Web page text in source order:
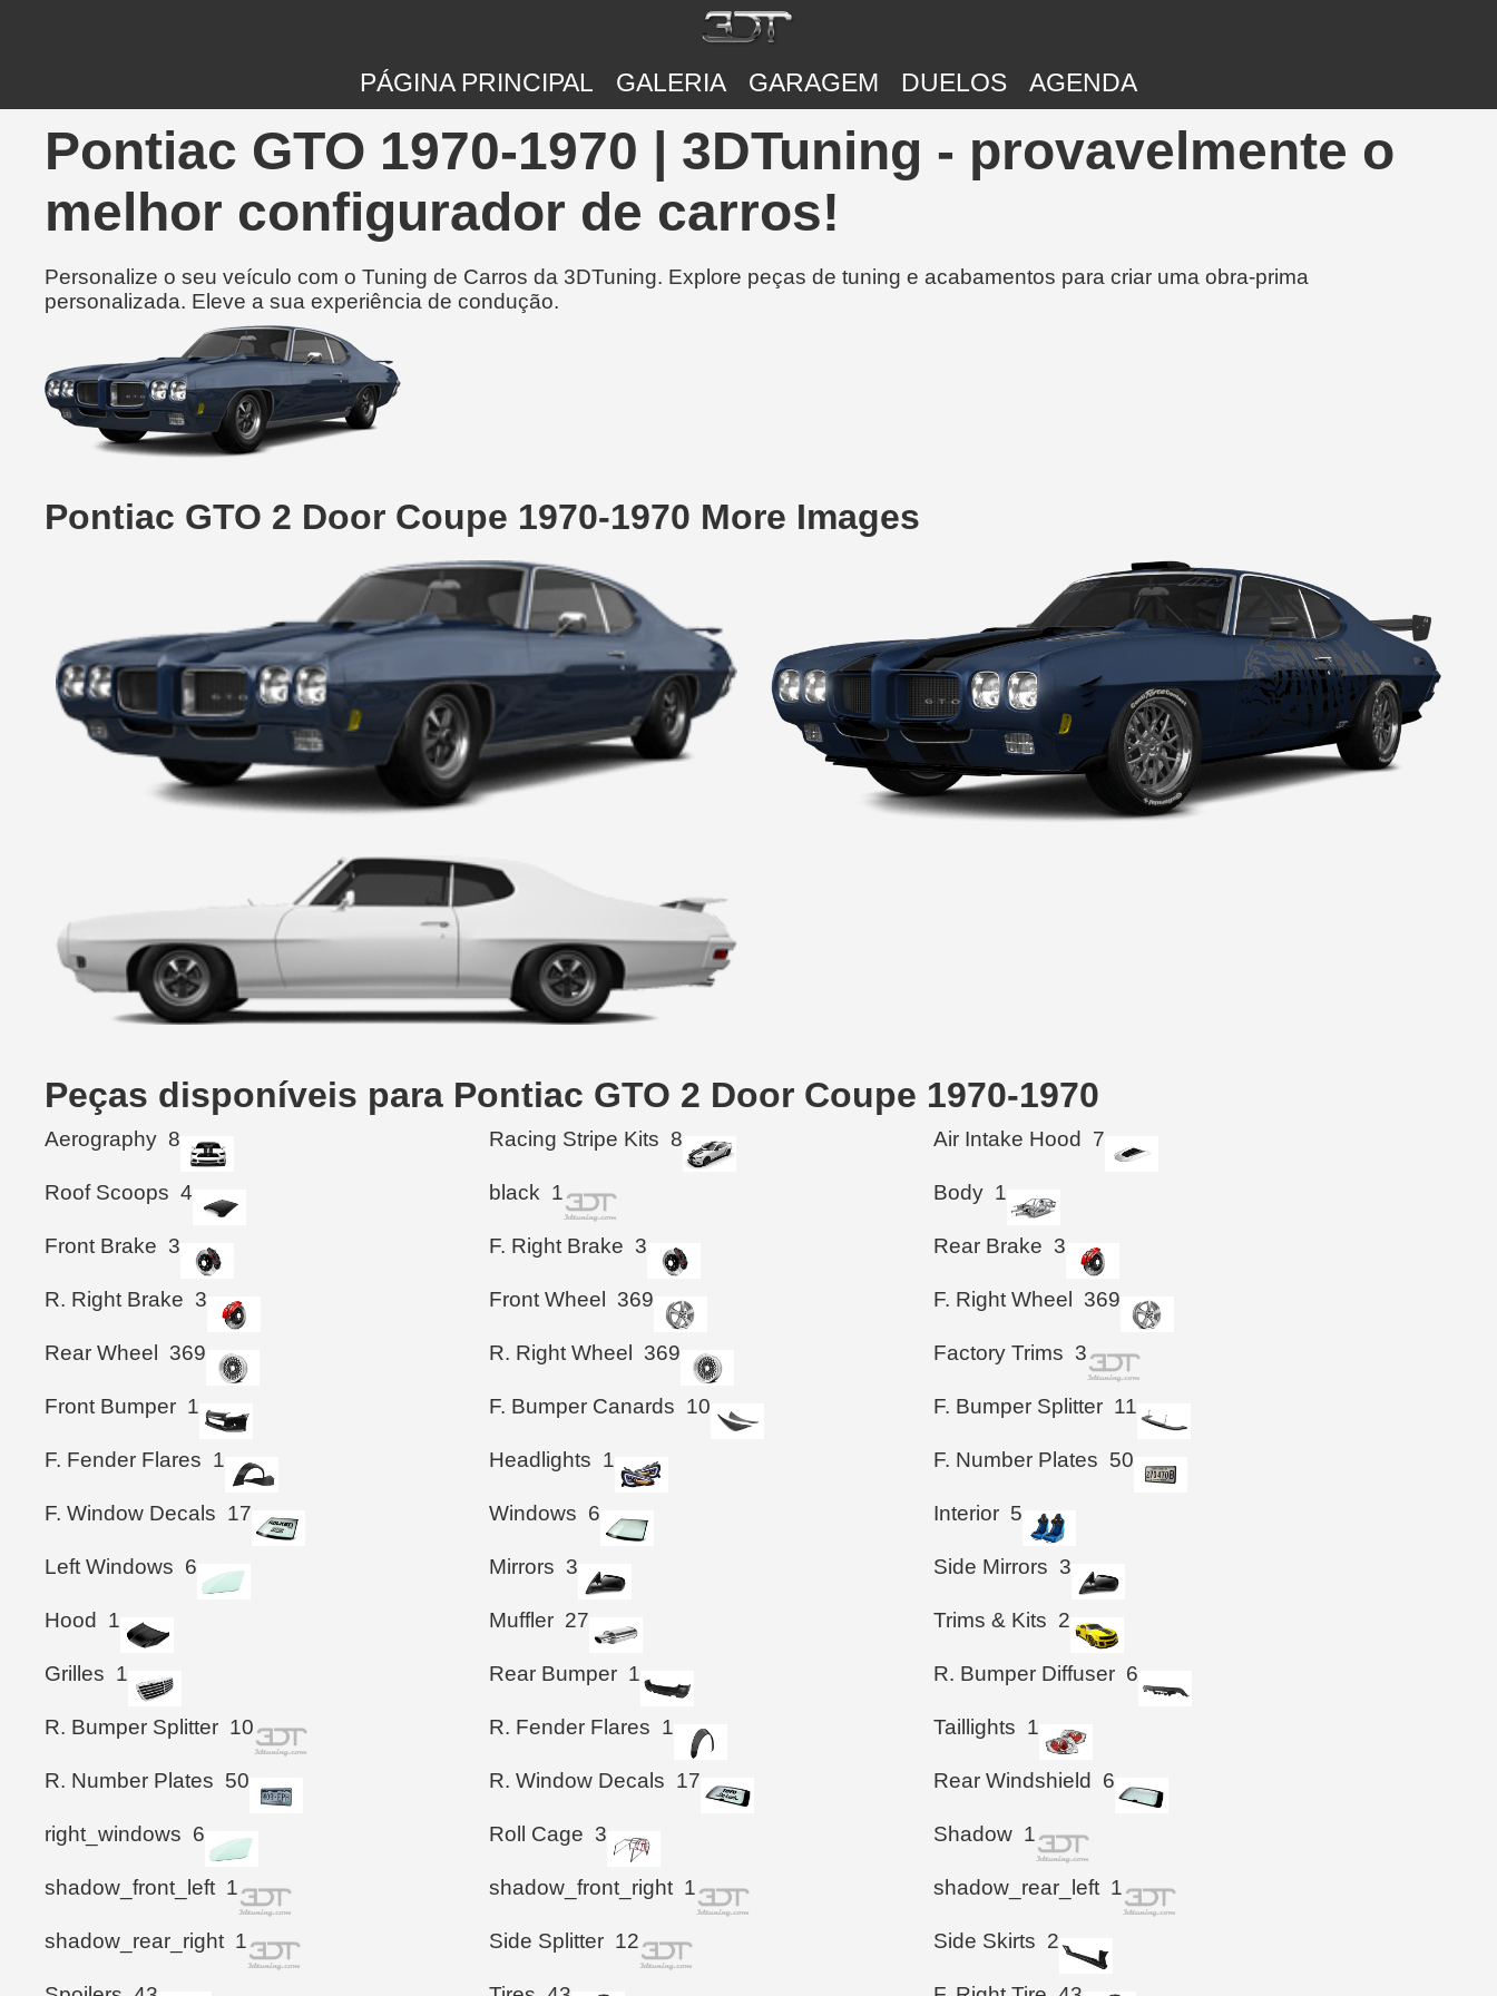
PÁGINA PRINCIPAL GALERIA GARAGEM DUELOS AGENDA
Pontiac GTO 1970-1970 | 3DTuning - provavelmente o
melhor configurador de carros!
Personalize o seu veículo com o Tuning de Carros da 3DTuning. Explore peças de tuning e acabamentos para criar uma obra-prima
personalizada. Eleve a sua experiência de condução.
Pontiac GTO 2 Door Coupe 1970-1970 More Images
Peças disponíveis para Pontiac GTO 2 Door Coupe 1970-1970
Aerography 8 Racing Stripe Kits 8 Air Intake Hood 7
Roof Scoops 4 black 1 Body 1
Front Brake 3 F. Right Brake 3 Rear Brake 3
R. Right Brake 3 Front Wheel 369 F. Right Wheel 369
Rear Wheel 369 R. Right Wheel 369 Factory Trims 3
Front Bumper 1 F. Bumper Canards 10 F. Bumper Splitter 11
F. Fender Flares 1 Headlights 1 F. Number Plates 50
F. Window Decals 17 Windows 6 Interior 5
Left Windows 6 Mirrors 3 Side Mirrors 3
Hood 1 Muffler 27 Trims & Kits 2
Grilles 1 Rear Bumper 1 R. Bumper Diffuser 6
R. Bumper Splitter 10 R. Fender Flares 1 Taillights 1
R. Number Plates 50 R. Window Decals 17 Rear Windshield 6
right_windows 6 Roll Cage 3 Shadow 1
shadow_front_left 1 shadow_front_right 1 shadow_rear_left 1
shadow_rear_right 1 Side Splitter 12 Side Skirts 2